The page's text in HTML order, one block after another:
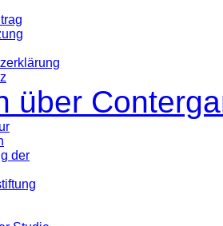
über
der